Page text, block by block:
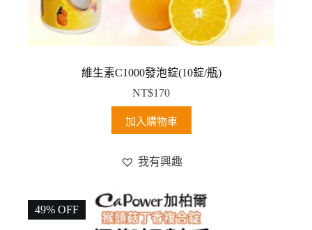
維生素C1000發泡錠(10錠/瓶)
NT$170
加入購物車
我有興趣
49% OFF